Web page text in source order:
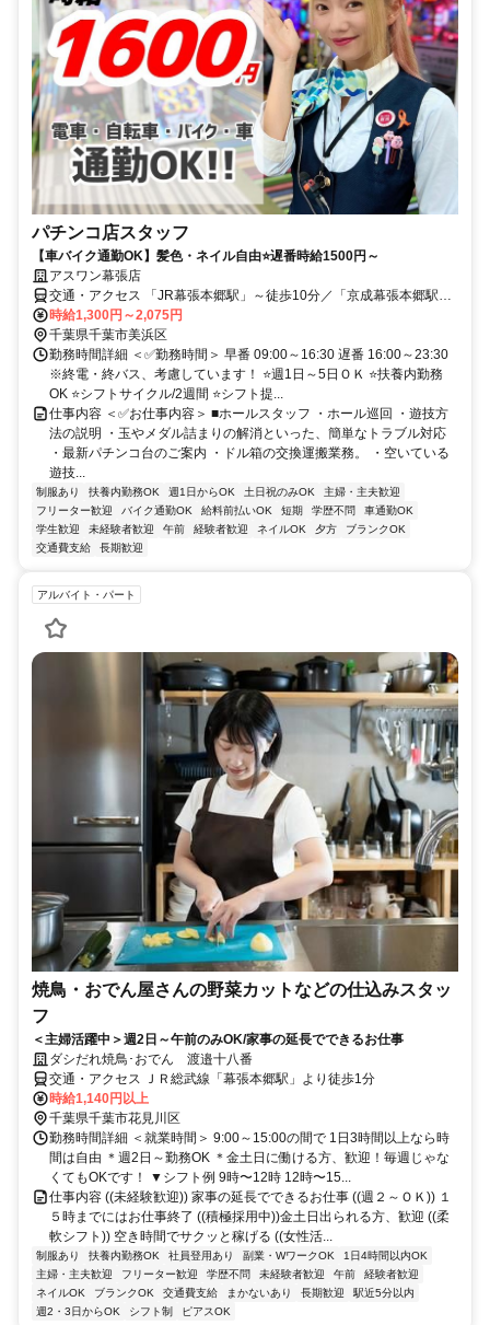
パチンコ店スタッフ
【車バイク通勤OK】髪色・ネイル自由⭐遅番時給1500円～
アスワン幕張店
交通・アクセス 「JR幕張本郷駅」～徒歩10分／「京成幕張本郷駅」
～徒歩10分／車バイク通勤OK
時給1,300円～2,075円
千葉県千葉市美浜区
勤務時間詳細 ＜✅勤務時間＞ 早番 09:00～16:30 遅番 16:00～23:30
※終電・終バス、考慮しています！ ⭐週1日～5日ＯＫ ⭐扶養内勤務
OK ⭐シフトサイクル/2週間 ⭐シフト提...
仕事内容 ＜✅お仕事内容＞ ■ホールスタッフ ・ホール巡回 ・遊技方
法の説明 ・玉やメダル詰まりの解消といった、簡単なトラブル対応
・最新パチンコ台のご案内 ・ドル箱の交換運搬業務。 ・空いている
遊技...
制服あり 扶養内勤務OK 週1日からOK 土日祝のみOK
主婦・主夫歓迎
フリーター歓迎
バイク通勤OK 給料前払いOK 短期 学歴不問
車通勤OK
学生歓迎
未経験者歓迎 午前 経験者歓迎 ネイルOK 夕方
ブランクOK
交通費支給
長期歓迎
アルバイト・パート
焼鳥・おでん屋さんの野菜カットなどの仕込みスタッ
フ
＜主婦活躍中＞週2日～午前のみOK/家事の延長でできるお仕事
ダシだれ焼鳥･おでん 渡邉十八番
交通・アクセス ＪＲ総武線「幕張本郷駅」より徒歩1分
時給1,140円以上
千葉県千葉市花見川区
勤務時間詳細 ＜就業時間＞ 9:00～15:00の間で 1日3時間以上なら時
間は自由 ＊週2日～勤務OK ＊金土日に働ける方、歓迎！毎週じゃな
くてもOKです！ ▼シフト例 9時〜12時 12時〜15...
仕事内容 ((未経験歓迎)) 家事の延長でできるお仕事 ((週２～ＯＫ)) １
５時までにはお仕事終了 ((積極採用中))金土日出られる方、歓迎 ((柔
軟シフト)) 空き時間でサクッと稼げる ((女性活...
制服あり 扶養内勤務OK 社員登用あり 副業・WワークOK
1日4時間以内OK
主婦・主夫歓迎
フリーター歓迎 学歴不問 未経験者歓迎 午前
経験者歓迎
ネイルOK
ブランクOK 交通費支給 まかないあり 長期歓迎
駅近5分以内
週2・3日からOK
シフト制 ピアスOK